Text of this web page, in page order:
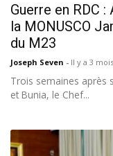
Guerre en RDC
la MONUSCO
du M23
Joseph Seven - Il y a 3 mois
Trois semaines après
et Bunia, le Chef...